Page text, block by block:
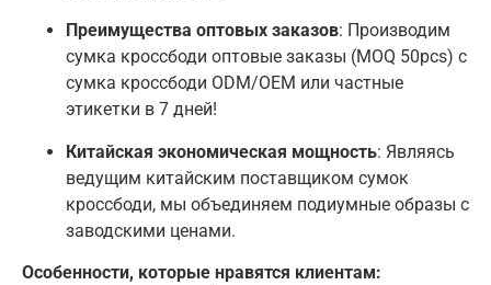
Преимущества оптовых заказов: Производим
сумка кроссбоди оптовые заказы (MOQ 50pcs) с
сумка кроссбоди ODM/OEM или частные
этикетки в 7 дней!
Китайская экономическая мощность: Являясь
ведущим китайским поставщиком сумок
кроссбоди, мы объединяем подиумные образы с
заводскими ценами.
Особенности, которые нравятся клиентам: